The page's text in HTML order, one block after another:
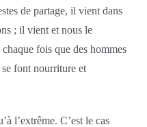
de partage, il vient dans
; il vient et nous le
fois que des hommes
font nourriture et
l’extrême. C’est le cas